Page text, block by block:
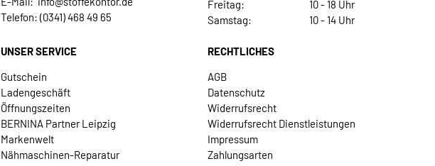
Telefon: (0341) 468 49 65
Freitag:
10 - 18 Uhr
Samstag:
10 - 14 Uhr
UNSER SERVICE
Gutschein
Ladengeschäft
Öffnungszeiten
BERNINA Partner Leipzig
Markenwelt
Nähmaschinen-Reparatur
RECHTLICHES
AGB
Datenschutz
Widerrufsrecht
Widerrufsrecht Dienstleistungen
Impressum
Zahlungsarten